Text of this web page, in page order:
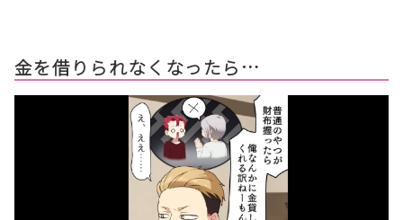
金を借りられなくなったら…